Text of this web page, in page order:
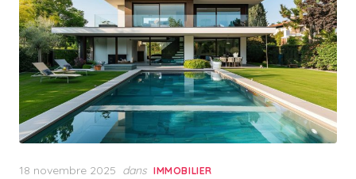
Posted
18 novembre 2025 dans IMMOBILIER